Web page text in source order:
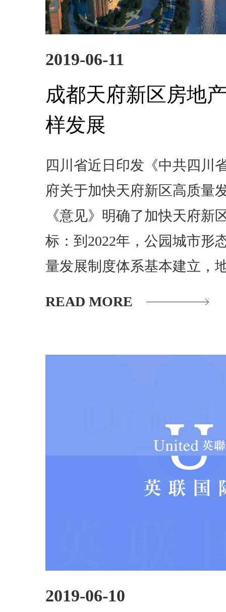
2019-06-11
成都天府新区房地
样发展
四川省近日印发《中共四川
府关于加快天府新区高质量
《意见》明确了加快天府新
标：到2022年，公园城市形
量发展制度体系基本建立，
READ MORE
2019-06-10